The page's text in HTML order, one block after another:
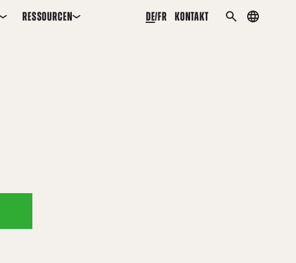
RESSOURCEN DE FR KONTAKT
SUCHENCountry